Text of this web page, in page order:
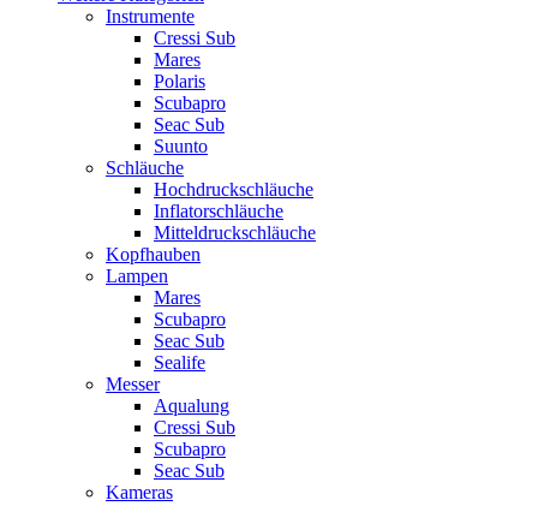
Instrumente
Cressi Sub
Mares
Polaris
Scubapro
Seac Sub
Suunto
Schläuche
Hochdruckschläuche
Inflatorschläuche
Mitteldruckschläuche
Kopfhauben
Lampen
Mares
Scubapro
Seac Sub
Sealife
Messer
Aqualung
Cressi Sub
Scubapro
Seac Sub
Kameras